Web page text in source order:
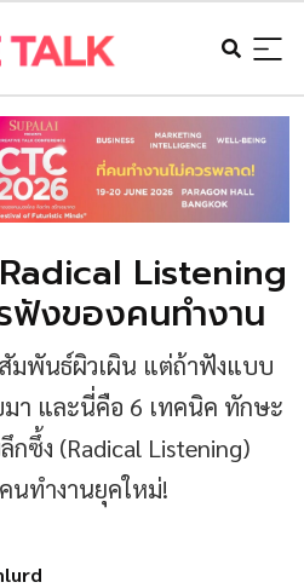
Listening
งของคนทำงาน
มพันธ์ผิวเผิน แต่ถ้าฟังแบบ
มา และนี่คือ 6 เทคนิค ทักษะ
ซึ้ง (Radical Listening)
นทำงานยุคใหม่!